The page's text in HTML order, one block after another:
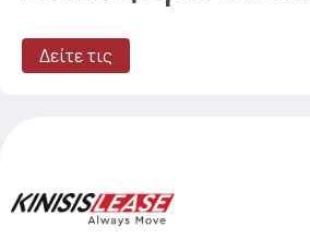
Δείτε τις